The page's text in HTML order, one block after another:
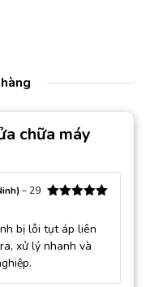
chữa máy
sao
– 29
bị lỗi tụt áp liên
xử lý nhanh và